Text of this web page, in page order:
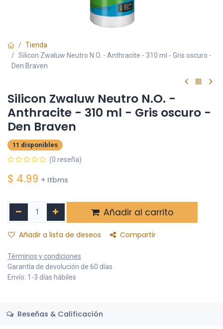
Tienda
Silicon Zwaluw Neutro N.O. - Anthracite - 310 ml - Gris oscuro -
Den Braven
Silicon Zwaluw Neutro N.O. -
Anthracite - 310 ml - Gris oscuro -
Den Braven
11 disponibles
(0 reseña)
$ 4.99 + Itbms
Añadir al carrito
Añadir a lista de deseos Compartir
Términos y condiciones
Garantía de devolución de 60 días
Envío: 1-3 días hábiles
Reseñas & Calificación